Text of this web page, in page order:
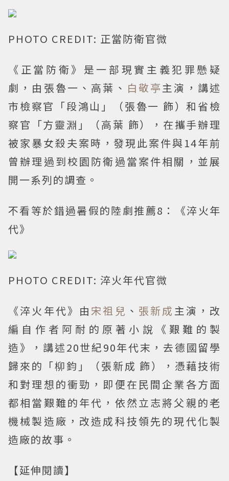
PHOTO CREDIT: 正當防衛官微
《正當防衛》是一部現實主義犯罪懸疑
劇，由張魯一、高葉、 白敬亭主演，講述
市檢察官「段鴻山」（張魯一 飾）和省檢
察官「方靈淵」（高葉 飾），在攜手辦理
被家暴女殺夫案時，發現此案件與14年前
曾辦理過到校園防衛過當案件相關，並展
開一系列的調查。
不看等於錯過暑假的陸劇推薦8：《淬火年
代》
PHOTO CREDIT: 淬火年代官微
《淬火年代》由宋祖兒 、 張新成 主演，改
編自作者阿耐的原著小說《艱難的製
造》，講述20世紀90年代末，去德國留學
歸來的「柳鈞」（張新成 飾），憑藉技術
和對理想的衝勁，即便在民間企業各方面
都相當艱難的年代，依然立志將父親的老
機械製造廠，改造成科技領先的現代化製
造廠的故事。
【延伸閱讀】